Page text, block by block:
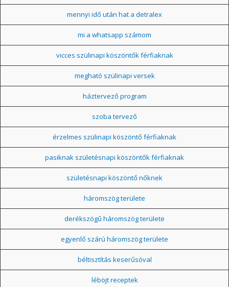
mennyi idő után hat a detralex
mi a whatsapp számom
vicces szülinapi köszöntők férfiaknak
megható szülinapi versek
háztervező program
szoba tervező
érzelmes szülinapi köszöntő férfiaknak
pasiknak születésnapi köszöntők férfiaknak
születésnapi köszöntő nőknek
háromszög területe
derékszögű háromszög területe
egyenlő szárú háromszög területe
béltisztítás keserűsóval
léböjt receptek